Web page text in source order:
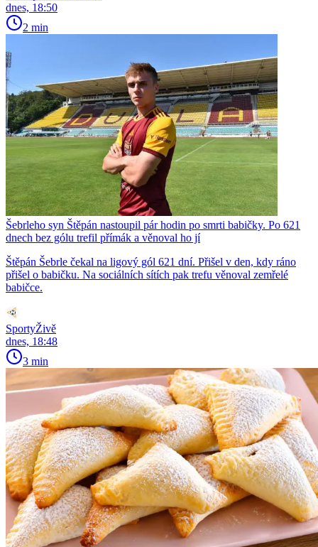
dnes, 18:50
2 min
Šebrleho syn Štěpán nastoupil pár hodin po smrti babičky. Po 621
dnech bez gólu trefil přímák a věnoval ho jí
Štěpán Šebrle čekal na ligový gól 621 dní. Přišel v den, kdy ráno
přišel o babičku. Na sociálních sítích pak trefu věnoval zemřelé
babičce.
SportyŽivě
dnes, 18:48
3 min